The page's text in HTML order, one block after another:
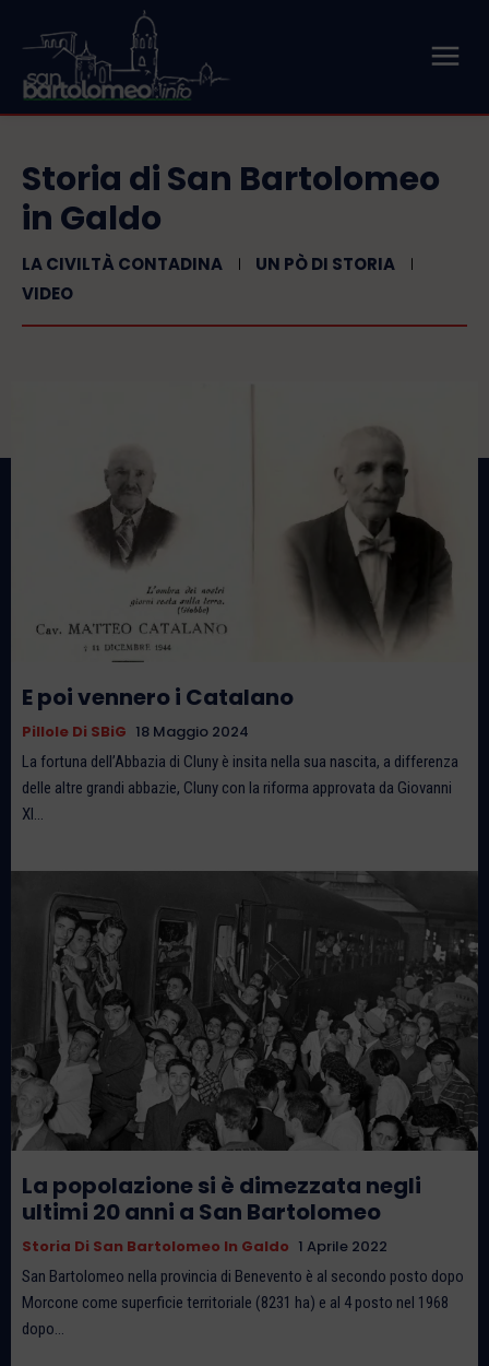
Storia di San Bartolomeo
in Galdo
LA CIVILTÀ CONTADINA
UN PÒ DI STORIA
VIDEO
E poi vennero i Catalano
Pillole Di SBiG 18 Maggio 2024
La fortuna dell’Abbazia di Cluny è insita nella sua nascita, a differenza
delle altre grandi abbazie, Cluny con la riforma approvata da Giovanni
XI...
La popolazione si è dimezzata negli
ultimi 20 anni a San Bartolomeo
Storia Di San Bartolomeo In Galdo 1 Aprile 2022
San Bartolomeo nella provincia di Benevento è al secondo posto dopo
Morcone come superficie territoriale (8231 ha) e al 4 posto nel 1968
dopo...